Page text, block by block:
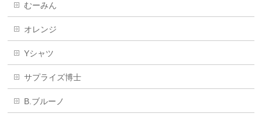
むーみん
オレンジ
Yシャツ
サプライズ博士
B.ブルーノ